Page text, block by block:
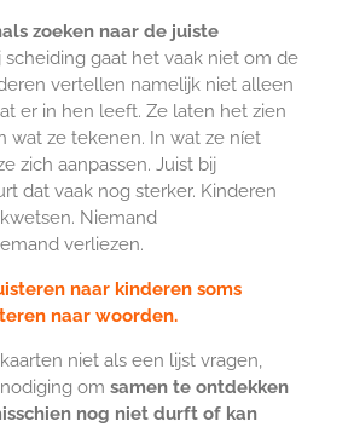
zoeken naar de juiste
scheiding gaat het vaak niet om de
vertellen namelijk niet alleen
er in hen leeft. Ze laten het zien
wat ze tekenen. In wat ze níet
zich aanpassen. Juist bij
dat vaak nog sterker. Kinderen
Niemand
verliezen.
naar kinderen soms
naar woorden.
niet als een lijst vragen,
om samen te ontdekken
nog niet durft of kan